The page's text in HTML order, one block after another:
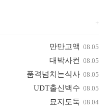
+
만만고액 08.05
대박사컨 08.05
품격넘치는식사 08.05
UDT출신백수 08.05
묘지도둑 08.04